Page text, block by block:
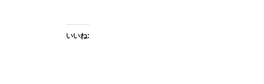
いいね: